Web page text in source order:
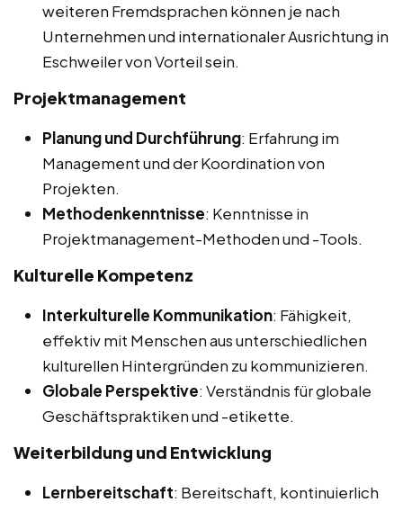
weiteren Fremdsprachen können je nach
Unternehmen und internationaler Ausrichtung in
Eschweiler von Vorteil sein.
Projektmanagement
Planung und Durchführung: Erfahrung im
Management und der Koordination von
Projekten.
Methodenkenntnisse: Kenntnisse in
Projektmanagement-Methoden und -Tools.
Kulturelle Kompetenz
Interkulturelle Kommunikation: Fähigkeit,
effektiv mit Menschen aus unterschiedlichen
kulturellen Hintergründen zu kommunizieren.
Globale Perspektive: Verständnis für globale
Geschäftspraktiken und -etikette.
Weiterbildung und Entwicklung
Lernbereitschaft: Bereitschaft, kontinuierlich